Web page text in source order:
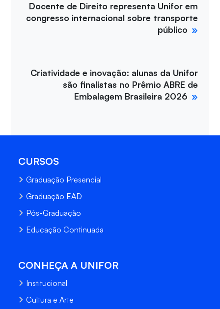
Docente de Direito representa Unifor em
congresso internacional sobre transporte
público
Criatividade e inovação: alunas da Unifor
são finalistas no Prêmio ABRE de
Embalagem Brasileira 2026
CURSOS
Graduação Presencial
Graduação EAD
Pós-Graduação
Educação Continuada
CONHEÇA A UNIFOR
Institucional
Cultura e Arte